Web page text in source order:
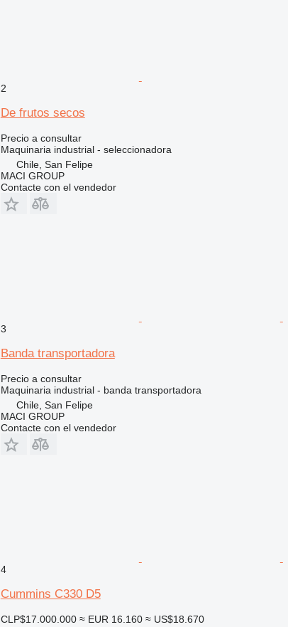
2
De frutos secos
Precio a consultar
Maquinaria industrial - seleccionadora
Chile, San Felipe
MACI GROUP
Contacte con el vendedor
3
Banda transportadora
Precio a consultar
Maquinaria industrial - banda transportadora
Chile, San Felipe
MACI GROUP
Contacte con el vendedor
4
Cummins C330 D5
CLP$17.000.000 ≈ EUR 16.160 ≈ US$18.670